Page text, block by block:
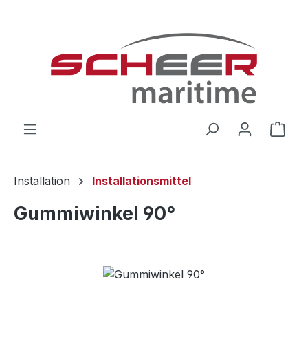
Installation Installationsmittel
Gummiwinkel 90°
Bildergalerie überspringen